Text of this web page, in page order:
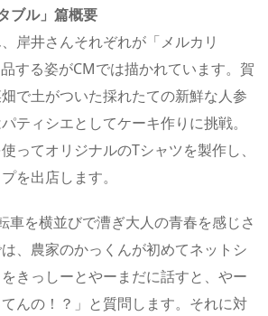
ブル」篇概要
岸井さんそれぞれが「メルカリ
する姿がCMでは描かれています。賀
で土がついた採れたての新鮮な人参
ティシエとしてケーキ作りに挑戦。
ってオリジナルのTシャツを製作し、
を出店します。
車を横並びで漕ぎ大人の青春を感じさ
、農家のかっくんが初めてネットシ
きっしーとやーまだに話すと、やー
んの！？」と質問します。それに対